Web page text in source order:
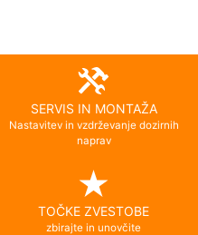
SERVIS IN MONTAŽA
Nastavitev in vzdrževanje dozirnih
naprav
TOČKE ZVESTOBE
zbirajte in unovčite